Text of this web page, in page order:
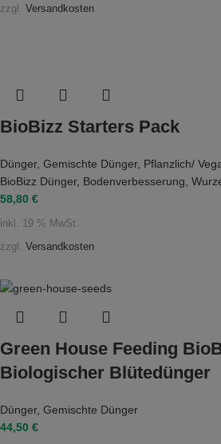
zzgl. Versandkosten
BioBizz Starters Pack
Dünger, Gemischte Dünger, Pflanzlich/
BioBizz Dünger, Bodenverbesserung
58,80 €
inkl. 19 % MwSt.
zzgl. Versandkosten
Green House Feeding
Biologischer Blütedünger
Dünger, Gemischte Dünger
44,50 €